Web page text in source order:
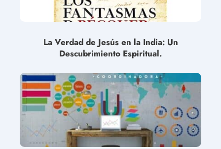
La Verdad de Jesús en la India: Un
Descubrimiento Espiritual.